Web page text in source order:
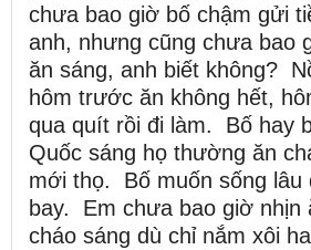
chưa bao giờ bố chậm gửi
anh, nhưng cũng chưa bao
ăn sáng, anh biết không?
hôm trước ăn không hết,
qua quít rồi đi làm. Bố hay
Quốc sáng họ thường ăn
mới thọ. Bố muốn sống lâu
bay. Em chưa bao giờ nhịn
cháo sáng dù chỉ nắm xôi